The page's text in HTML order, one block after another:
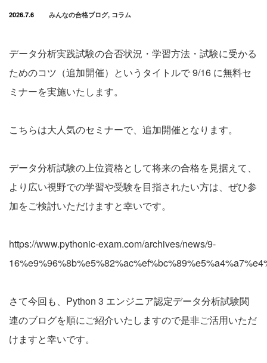
2026.7.6 みんなの合格ブログ, コラム
データ分析実践試験の合否状況・学習方法・試験に受かる
ためのコツ（追加開催）というタイトルで 9/16 に無料セ
ミナーを実施いたします。
こちらは大人気のセミナーで、追加開催となります。
データ分析試験の上位資格として将来の合格を見据えて、
より広い視野での学習や受験を目指されたい方は、ぜひ参
加をご検討いただけますと幸いです。
https://www.pythonic-exam.com/archives/news/9-
さて今回も、Python 3 エンジニア認定データ分析試験関
連のブログを順にご紹介いたしますので是非ご活用いただ
けますと幸いです。